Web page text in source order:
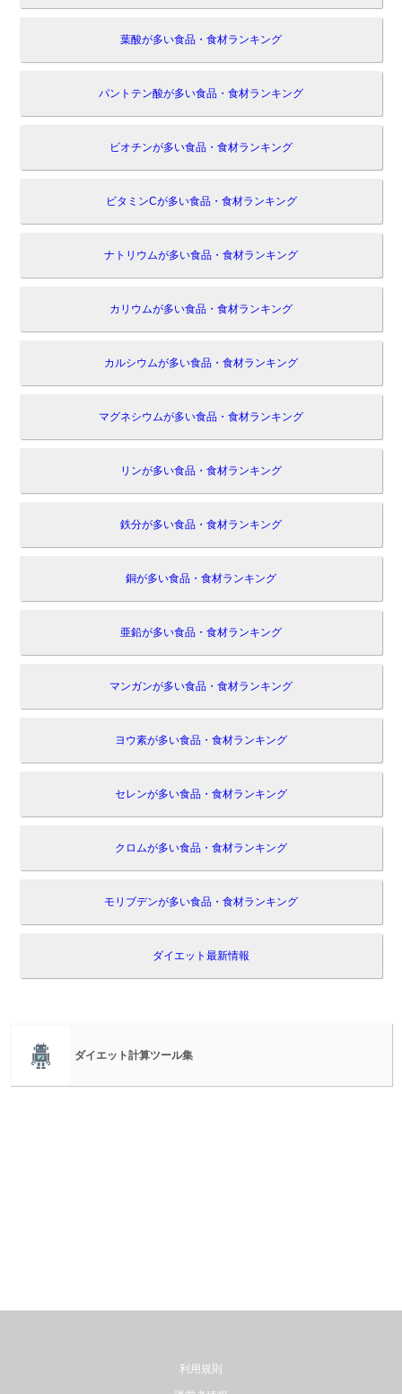
葉酸が多い食品・食材ランキング
パントテン酸が多い食品・食材ランキング
ビオチンが多い食品・食材ランキング
ビタミンCが多い食品・食材ランキング
ナトリウムが多い食品・食材ランキング
カリウムが多い食品・食材ランキング
カルシウムが多い食品・食材ランキング
マグネシウムが多い食品・食材ランキング
リンが多い食品・食材ランキング
鉄分が多い食品・食材ランキング
銅が多い食品・食材ランキング
亜鉛が多い食品・食材ランキング
マンガンが多い食品・食材ランキング
ヨウ素が多い食品・食材ランキング
セレンが多い食品・食材ランキング
クロムが多い食品・食材ランキング
モリブデンが多い食品・食材ランキング
ダイエット最新情報
ダイエット計算ツール集
利用規則